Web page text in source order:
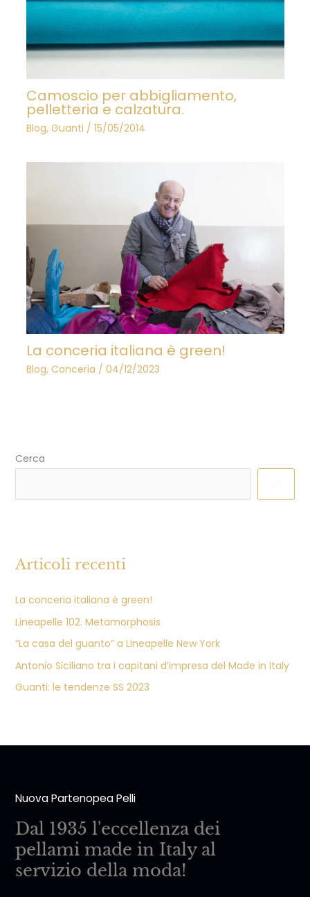
Camoscio per abbigliamento,
pelletteria e calzatura.
Blog, Guanti / 15/05/2014
La conceria italiana è green!
Blog, Conceria / 04/12/2023
Cerca
Articoli recenti
La conceria italiana è green!
Lineapelle 102. Metamorphosis
“La casa del guanto” a Lineapelle New York
Antonio Siciliano tra i capitani d’impresa del Made in Italy
Guanti: le tendenze SS 2023
Nuova Partenopea Pelli
Dal 1935 l'eccellenza dei
pellami made in Italy al
servizio della moda!